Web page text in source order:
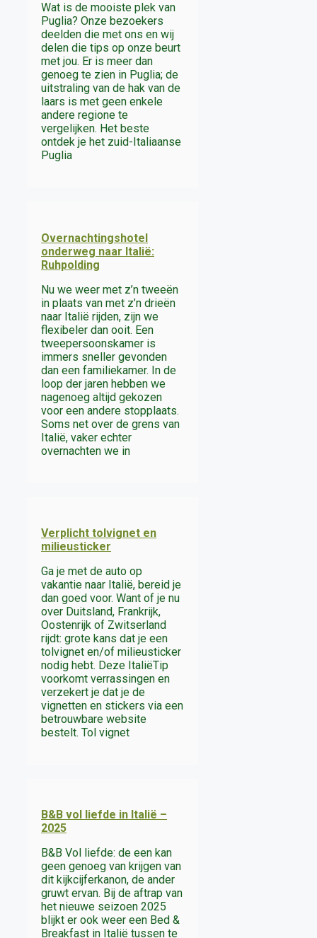
Wat is de mooiste plek van
Puglia? Onze bezoekers
deelden die met ons en wij
delen die tips op onze beurt
met jou. Er is meer dan
genoeg te zien in Puglia; de
uitstraling van de hak van de
laars is met geen enkele
andere regione te
vergelijken. Het beste
ontdek je het zuid-Italiaanse
Puglia
Overnachtingshotel
onderweg naar Italië:
Ruhpolding
Nu we weer met z’n tweeën
in plaats van met z’n drieën
naar Italië rijden, zijn we
flexibeler dan ooit. Een
tweepersoonskamer is
immers sneller gevonden
dan een familiekamer. In de
loop der jaren hebben we
nagenoeg altijd gekozen
voor een andere stopplaats.
Soms net over de grens van
Italië, vaker echter
overnachten we in
Verplicht tolvignet en
milieusticker
Ga je met de auto op
vakantie naar Italië, bereid je
dan goed voor. Want of je nu
over Duitsland, Frankrijk,
Oostenrijk of Zwitserland
rijdt: grote kans dat je een
tolvignet en/of milieusticker
nodig hebt. Deze ItaliëTip
voorkomt verrassingen en
verzekert je dat je de
vignetten en stickers via een
betrouwbare website
bestelt. Tol vignet
B&B vol liefde in Italië –
2025
B&B Vol liefde: de een kan
geen genoeg van krijgen van
dit kijkcijferkanon, de ander
gruwt ervan. Bij de aftrap van
het nieuwe seizoen 2025
blijkt er ook weer een Bed &
Breakfast in Italië tussen te